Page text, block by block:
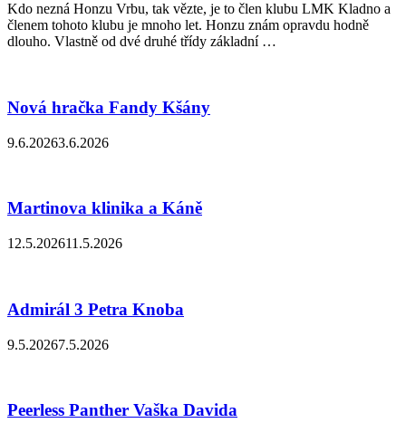
Kdo nezná Honzu Vrbu, tak vězte, je to člen klubu LMK Kladno a
členem tohoto klubu je mnoho let. Honzu znám opravdu hodně
dlouho. Vlastně od dvé druhé třídy základní …
Nová hračka Fandy Kšány
9.6.20263.6.2026
Martinova klinika a Káně
12.5.202611.5.2026
Admirál 3 Petra Knoba
9.5.20267.5.2026
Peerless Panther Vaška Davida